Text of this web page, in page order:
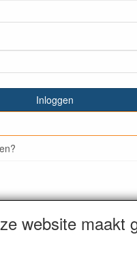
Inloggen
exclusiefverzendkosten,
website maakt